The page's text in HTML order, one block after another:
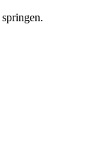
springen.